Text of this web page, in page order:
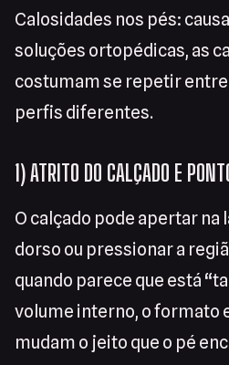
Calosidades nos pés:
soluções ortopédicas, as
costumam se repetir
perfis diferentes.
1) ATRITO DO CALÇADO E
O calçado pode apertar na
dorso ou pressionar a
quando parece que está
volume interno, o formato
mudam o jeito que o pé